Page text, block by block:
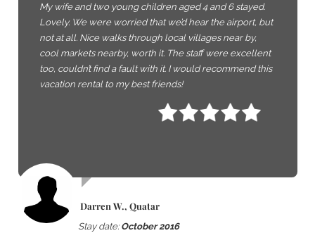
My wife and two young children aged 4 and 6 stayed.
Lovely. We were worried that we’d hear the airport, but
not at all. Nice walks through local villages near by,
cool markets nearby, worth it. The staff were excellent
too, couldn’t find a fault with it. I would recommend this
vacation rental to my best friends!
Darren W., Quatar
Stay date:October 2016